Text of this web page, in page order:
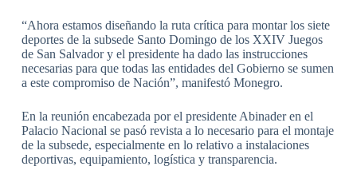
“Ahora estamos diseñando la ruta crítica para montar los siete
deportes de la subsede Santo Domingo de los XXIV Juegos
de San Salvador y el presidente ha dado las instrucciones
necesarias para que todas las entidades del Gobierno se sumen
a este compromiso de Nación”, manifestó Monegro.
En la reunión encabezada por el presidente Abinader en el
Palacio Nacional se pasó revista a lo necesario para el montaje
de la subsede, especialmente en lo relativo a instalaciones
deportivas, equipamiento, logística y transparencia.